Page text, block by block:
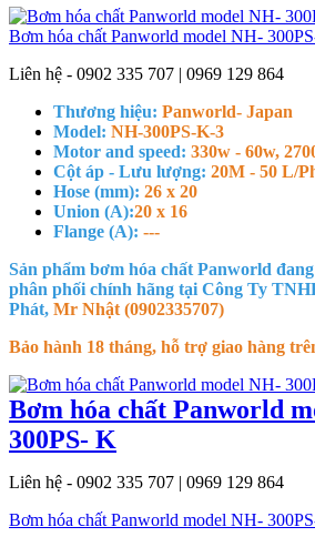
Bơm hóa chất Panworld model NH-
Liên hệ - 0902 335 707 | 0969 129 864
Thương hiệu: Panworld- Japan
Model: NH-300PS-K-3
Motor and speed: 330w - 60w,
Cột áp - Lưu lượng: 20M - 50 L/
Hose (mm): 26 x 20
Union (A):20 x 16
Flange (A): ---
Sản phẩm bơm hóa chất Panworld
phân phối chính hãng tại Công Ty
Phát, Mr Nhật (0902335707)
Bảo hành 18 tháng, hỗ trợ giao hàng
Bơm hóa chất Panworld
300PS- K
Liên hệ - 0902 335 707 | 0969 129 864
Bơm hóa chất Panworld model NH-